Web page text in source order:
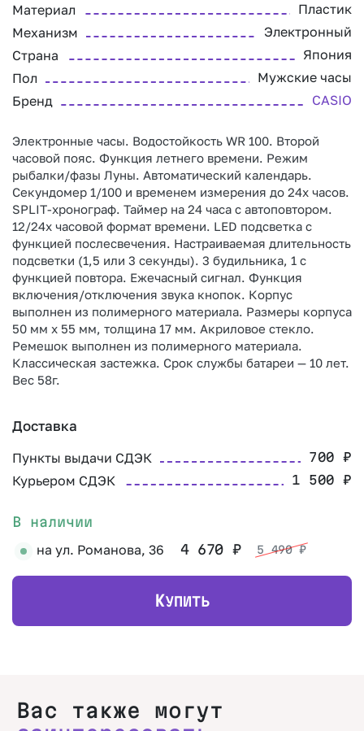
Материал
Пластик
Механизм
Электронный
Страна
Япония
Пол
Мужские часы
Бренд
CASIO
Электронные часы. Водостойкость WR 100. Второй
часовой пояс. Функция летнего времени. Режим
рыбалки/фазы Луны. Автоматический календарь.
Секундомер 1/100 и временем измерения до 24х часов.
SPLIT-хронограф. Таймер на 24 часа с автоповтором.
12/24х часовой формат времени. LED подсветка с
функцией послесвечения. Настраиваемая длительность
подсветки (1,5 или 3 секунды). 3 будильника, 1 с
функцией повтора. Ежечасный сигнал. Функция
включения/отключения звука кнопок. Корпус
выполнен из полимерного материала. Размеры корпуса
50 мм х 55 мм, толщина 17 мм. Акриловое стекло.
Ремешок выполнен из полимерного материала.
Классическая застежка. Срок службы батареи — 10 лет.
Вес 58г.
Доставка
Пункты выдачи СДЭК 700₽
Курьером СДЭК 1 500₽
В наличии
на ул. Романова, 36 4 670 ₽ 5 490₽
КУПИТЬ
Вас также могут